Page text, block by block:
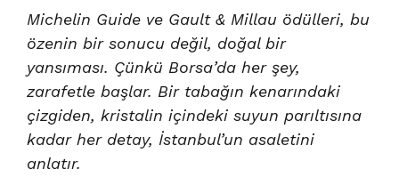
Michelin Guide ve Gault & Millau ödülleri, bu
özenin bir sonucu değil, doğal bir
yansıması. Çünkü Borsa’da her şey,
zarafetle başlar. Bir tabağın kenarındaki
çizgiden, kristalin içindeki suyun parıltısına
kadar her detay, İstanbul’un asaletini
anlatır.